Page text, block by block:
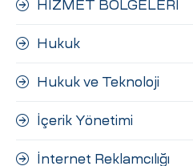
HİZMET BÖLGELERİ
Hukuk
Hukuk ve Teknoloji
İçerik Yönetimi
İnternet Reklamcılığı